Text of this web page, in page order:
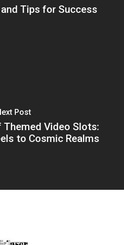
Tips for Success
Post
Themed Video Slots:
to Cosmic Realms